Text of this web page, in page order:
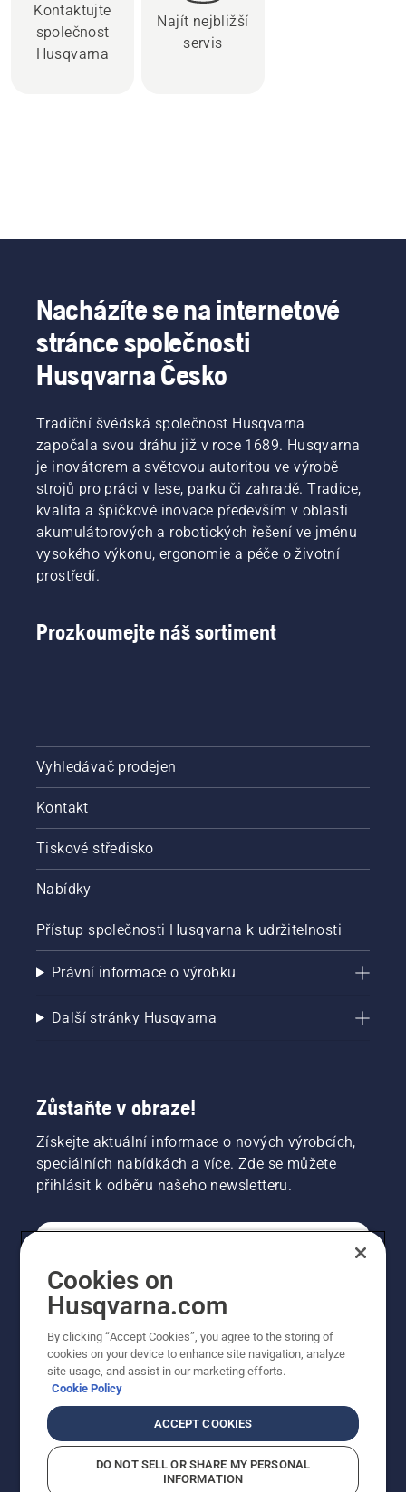
Kontaktujte
společnost
Husqvarna
Najít nejbližší
servis
Nacházíte se na internetové
stránce společnosti
Husqvarna Česko
Tradiční švédská společnost Husqvarna
započala svou dráhu již v roce 1689. Husqvarna
je inovátorem a světovou autoritou ve výrobě
strojů pro práci v lese, parku či zahradě. Tradice,
kvalita a špičkové inovace především v oblasti
akumulátorových a robotických řešení ve jménu
vysokého výkonu, ergonomie a péče o životní
prostředí.
Prozkoumejte náš sortiment
Vyhledávač prodejen
Kontakt
Tiskové středisko
Nabídky
Přístup společnosti Husqvarna k udržitelnosti
Právní informace o výrobku
Další stránky Husqvarna
Zůstaňte v obraze!
Získejte aktuální informace o nových výrobcích,
speciálních nabídkách a více. Zde se můžete
přihlásit k odběru našeho newsletteru.
PROFESIONÁLNÍ
Cookies on
Husqvarna.com
By clicking “Accept Cookies”, you agree to the storing of
cookies on your device to enhance site navigation, analyze
site usage, and assist in our marketing efforts.
Cookie Policy
ACCEPT COOKIES
DO NOT SELL OR SHARE MY PERSONAL
INFORMATION